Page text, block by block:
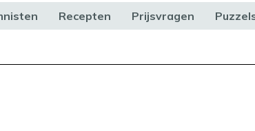
Recepten Prijsvragen
Als het probleem
contact op met onze